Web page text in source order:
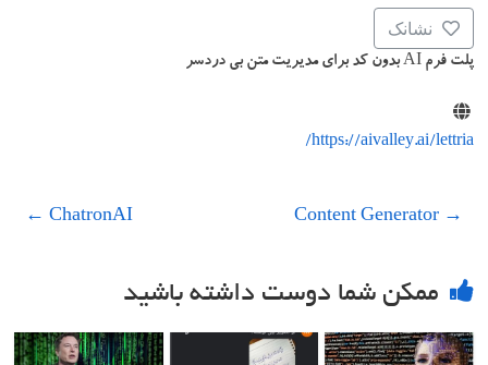
نشانک
پلت فرم AI بدون کد برای مدیریت متن بی دردسر
https://aivalley.ai/lettria/
→
Content Generator
ChatronAI
←
ممکن شما دوست داشته باشید